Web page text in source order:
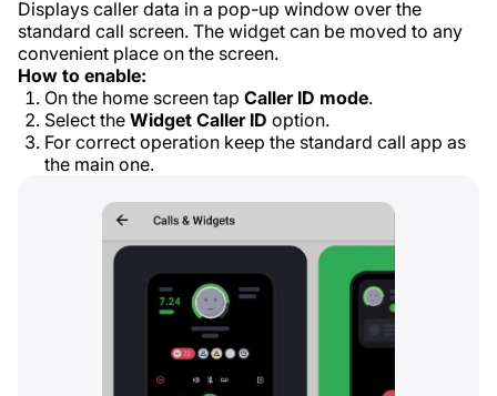
Displays caller data in a pop-up window over the
standard call screen. The widget can be moved to any
convenient place on the screen.
How to enable:
On the home screen tap Caller ID mode.
Select the Widget Caller ID option.
For correct operation keep the standard call app as
the main one.